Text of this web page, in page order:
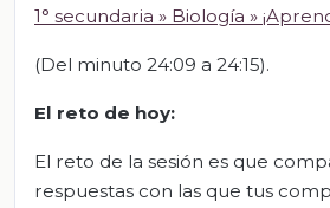
1° secundaria » Biología »
(Del minuto 24:09 a 24:15).
El reto de hoy:
El reto de la sesión es que
respuestas con las que tus